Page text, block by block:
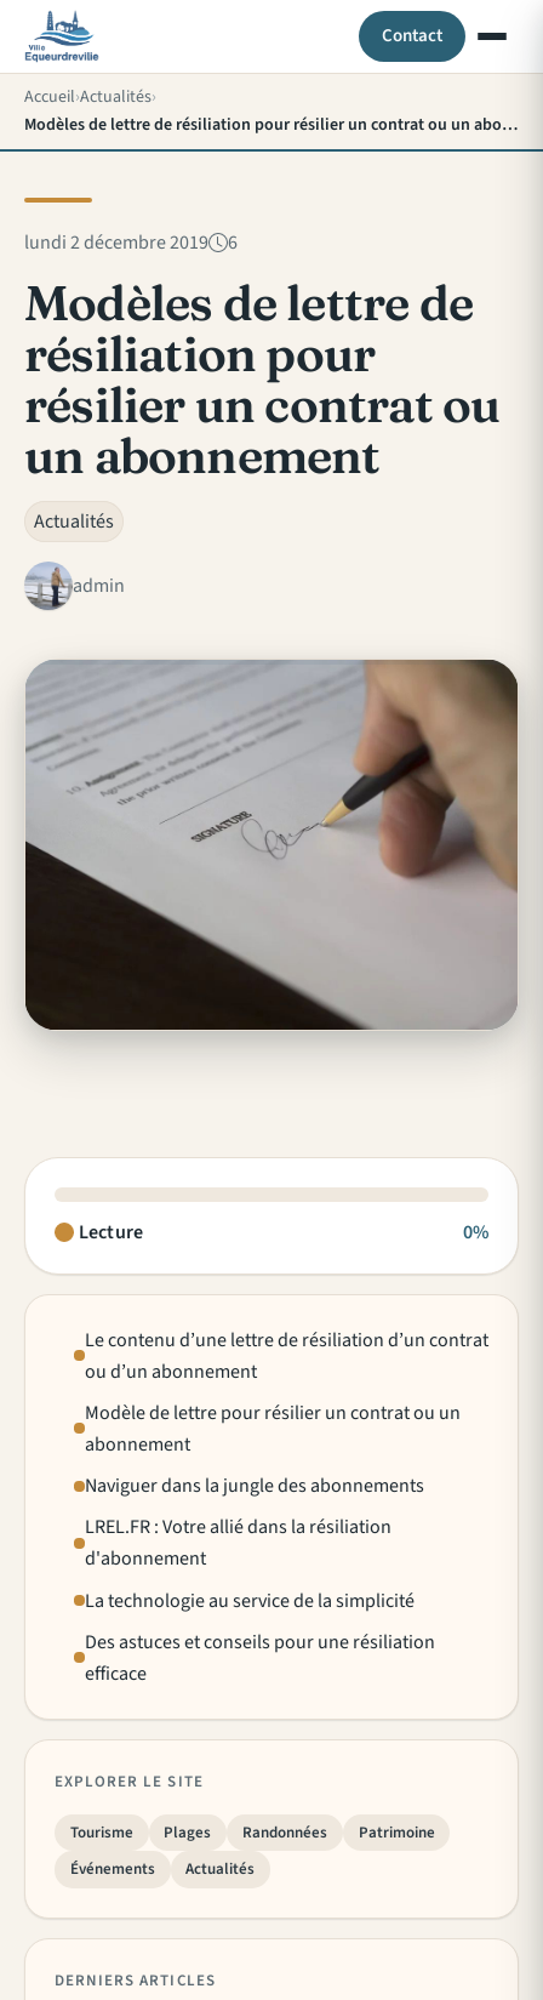
Contact
Accueil Actualités
Modèles de lettre de résiliation pour résilier un contrat ou un abonnement
lundi 2 décembre 2019 6
Modèles de lettre de
résiliation pour
résilier un contrat ou
un abonnement
Actualités
admin
Lecture 0%
Le contenu d’une lettre de résiliation d’un contrat
ou d’un abonnement
Modèle de lettre pour résilier un contrat ou un
abonnement
Naviguer dans la jungle des abonnements
LREL.FR : Votre allié dans la résiliation
d'abonnement
La technologie au service de la simplicité
Des astuces et conseils pour une résiliation
efficace
EXPLORER LE SITE
Tourisme Plages Randonnées
Patrimoine
Événements
Actualités
DERNIERS ARTICLES